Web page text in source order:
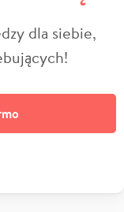
dla siebie,